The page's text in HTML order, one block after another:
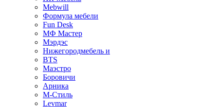
Mebwill
Формула мебели
Fun Desk
МФ Мастер
Мэрдэс
Нижегородмебель и
BTS
Маэстро
Боровичи
Арника
М-Стиль
Levmar